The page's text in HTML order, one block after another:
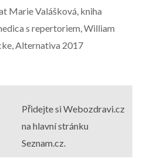
Marie Valášková, kniha
s repertoriem, William
Alternativa 2017
Přidejte si Webozdravi.cz
na hlavní stránku
Seznam.cz.